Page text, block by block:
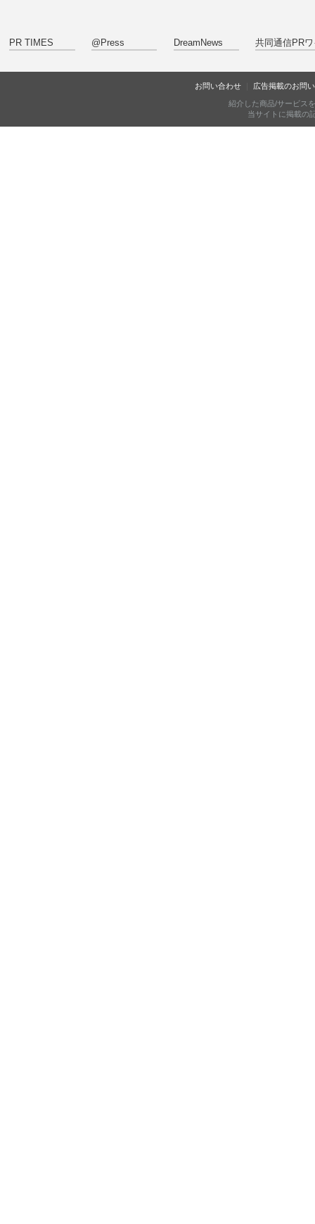
PR TIMES @Press DreamNews 共同通信PR
お問い合わせ 広告掲載のお問
紹介した商品/サービス
当サイトに掲載の